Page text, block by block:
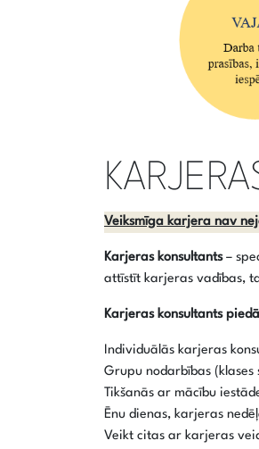
Veiksmīga karjera nav
Karjeras konsultants–
attīstīt karjeras vadības,
Karjeras konsultants
Individuālās karjeras
Grupu nodarbības (klases
Tikšanās ar mācību
Ēnu dienas, karjeras
Veikt citas ar karjeras